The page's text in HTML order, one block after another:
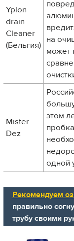
Yplon
drain
Cleaner
(Бельгия)
на
может
Mister
Dez
этом
одной
Рекомендуем
правильно
трубу своими